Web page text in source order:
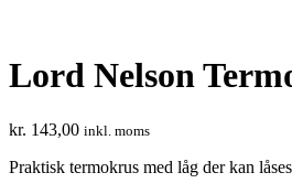
Lord Nelson
kr. 143,00 inkl. moms
Praktisk termokrus med låg der kan